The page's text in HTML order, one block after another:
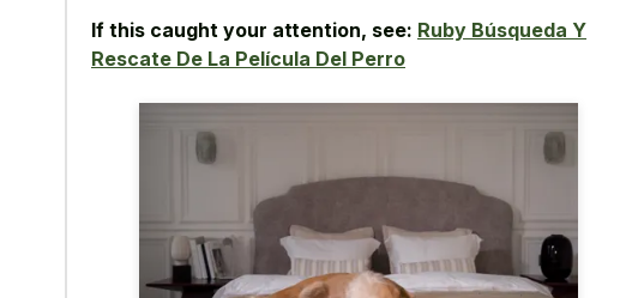
If this caught your attention, see: Ruby Búsqueda Y
Rescate De La Película Del Perro